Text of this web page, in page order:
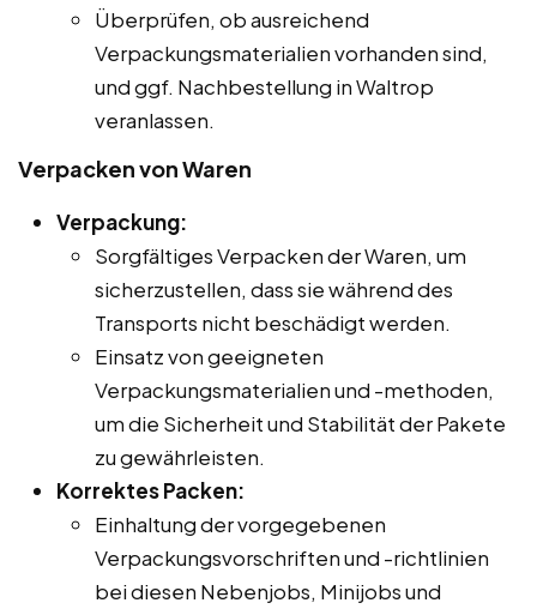
Überprüfen, ob ausreichend
Verpackungsmaterialien vorhanden sind,
und ggf. Nachbestellung in Waltrop
veranlassen.
Verpacken von Waren
Verpackung:
Sorgfältiges Verpacken der Waren, um
sicherzustellen, dass sie während des
Transports nicht beschädigt werden.
Einsatz von geeigneten
Verpackungsmaterialien und -methoden,
um die Sicherheit und Stabilität der Pakete
zu gewährleisten.
Korrektes Packen:
Einhaltung der vorgegebenen
Verpackungsvorschriften und -richtlinien
bei diesen Nebenjobs, Minijobs und